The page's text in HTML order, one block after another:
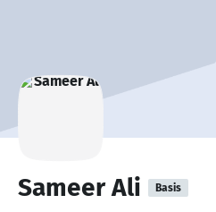
Sameer Ali Basis